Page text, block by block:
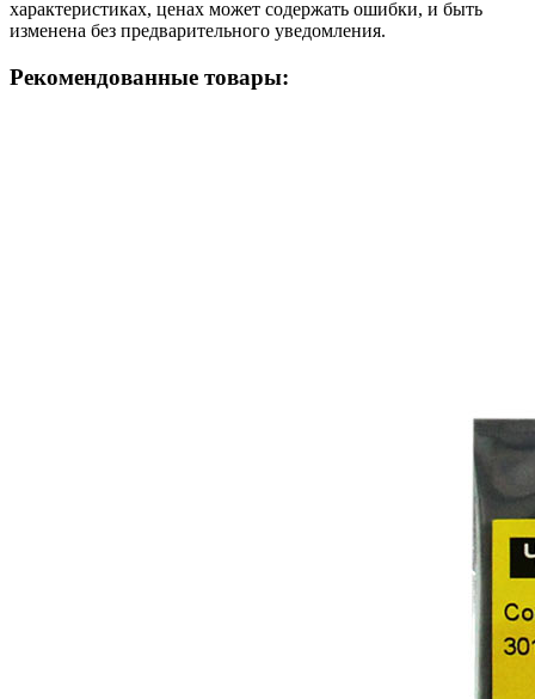
характеристиках, ценах может содержать ошибки, и быть
изменена без предварительного уведомления.
Рекомендованные товары: